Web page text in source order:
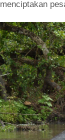
menciptakan